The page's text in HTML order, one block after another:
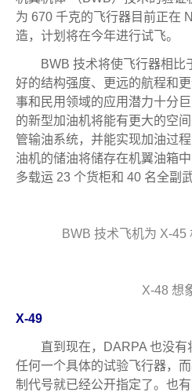
为 670 千克的飞行器目前正在
造，计划将在今年进行试飞。
BWB 技术将使飞行器相比
好的结构强度、更远的航程和
事和民用领域的应用潜力十分
的新型加油机将能有更大的空
管输油系统，并能实现加油过
油机的储油将储存在机翼油箱
多载运 23 个货柜和 40 名全副
BWB 技术飞机为 X-45
X-48 想
X-49
直到现在，DARPA 也没有
任何一个具体的试验飞行器，
制代号就已经公开指定了。也